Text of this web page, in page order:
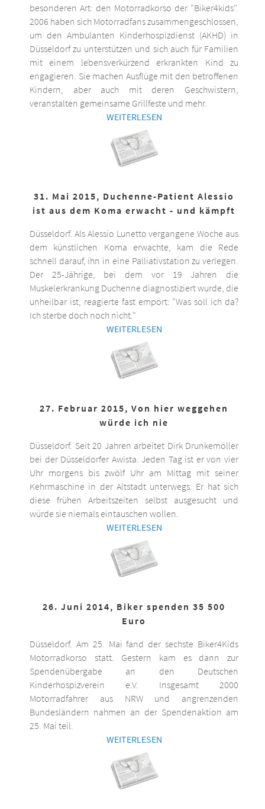
besonderen Art: den Motorradkorso der "Biker4kids".
2006 haben sich Motorradfans zusammengeschlossen,
um den Ambulanten Kinderhospizdienst (AKHD) in
Düsseldorf zu unterstützen und sich auch für Familien
mit einem lebensverkürzend erkrankten Kind zu
engagieren. Sie machen Ausflüge mit den betroffenen
Kindern, aber auch mit deren Geschwistern,
veranstalten gemeinsame Grillfeste und mehr.
WEITERLESEN
31. Mai 2015, Duchenne-Patient Alessio
ist aus dem Koma erwacht - und kämpft
Düsseldorf. Als Alessio Lunetto vergangene Woche aus
dem künstlichen Koma erwachte, kam die Rede
schnell darauf, ihn in eine Palliativstation zu verlegen.
Der 25-Jährige, bei dem vor 19 Jahren die
Muskelerkrankung Duchenne diagnostiziert wurde, die
unheilbar ist, reagierte fast empört: "Was soll ich da?
Ich sterbe doch noch nicht."
WEITERLESEN
27. Februar 2015, Von hier weggehen
würde ich nie
Düsseldorf. Seit 20 Jahren arbeitet Dirk Drunkemöller
bei der Düsseldorfer Awista. Jeden Tag ist er von vier
Uhr morgens bis zwölf Uhr am Mittag mit seiner
Kehrmaschine in der Altstadt unterwegs. Er hat sich
diese frühen Arbeitszeiten selbst ausgesucht und
würde sie niemals eintauschen wollen.
WEITERLESEN
26. Juni 2014, Biker spenden 35 500
Euro
Düsseldorf. Am 25. Mai fand der sechste Biker4Kids
Motorradkorso statt. Gestern kam es dann zur
Spendenübergabe an den Deutschen
Kinderhospizverein e.V. Insgesamt 2000
Motorradfahrer aus NRW und angrenzenden
Bundesländern nahmen an der Spendenaktion am
25. Mai teil.
WEITERLESEN